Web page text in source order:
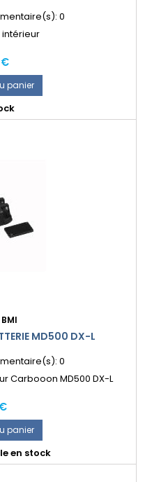
0
intérieur
€
panier
BMI
MD500 DX-L
0
Carbooon MD500 DX-L
panier
en stock